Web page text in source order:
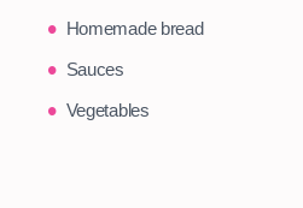
Homemade bread
Sauces
Vegetables